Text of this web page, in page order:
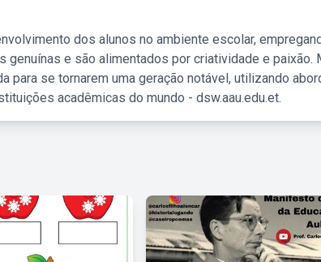
dos alunos no ambiente escolar,
e são alimentados por criatividade e paixão.
para se tornarem uma geração notável, utilizando
acadêmicas do mundo - dsw.aau.edu.et.